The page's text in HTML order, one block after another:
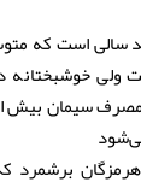
سالی است که
هر نفر است ولی
مصرف سیمان
هرمزگان